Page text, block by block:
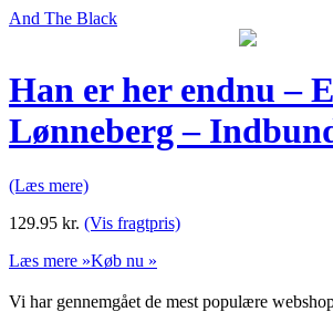
And The Black
Han er her endnu –
Lønneberg –
(Læs mere)
129.95 kr. (Vis fragtpris)
Læs mere »Køb nu »
Vi har gennemgået de mest populære